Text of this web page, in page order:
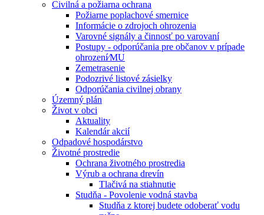
Civilná a požiarna ochrana
Požiarne poplachové smernice
Informácie o zdrojoch ohrozenia
Varovné signály a činnosť po varovaní
Postupy - odporúčania pre občanov v prípade
ohrození⁄MU
Zemetrasenie
Podozrivé listové zásielky
Odporúčania civilnej obrany
Územný plán
Život v obci
Aktuality
Kalendár akcií
Odpadové hospodárstvo
Životné prostredie
Ochrana životného prostredia
Výrub a ochrana drevín
Tlačivá na stiahnutie
Studňa - Povolenie vodná stavba
Studňa z ktorej budete odoberať vodu